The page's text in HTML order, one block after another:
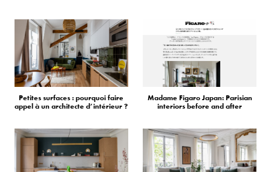
Petites surfaces : pourquoi faire
appel à un architecte d’intérieur ?
Madame Figaro Japan: Parisian
interiors before and after